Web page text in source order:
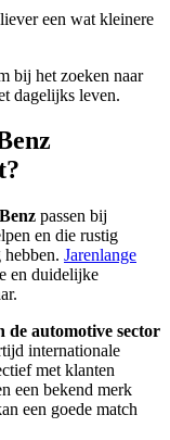
een wat kleinere
bij het zoeken naar
dagelijks leven.
passen bij
en die rustig
Jarenlange
en duidelijke
de automotive sector
internationale
met klanten
een bekend merk
een goede match